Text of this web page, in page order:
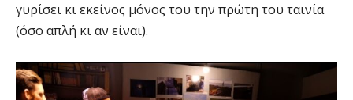
γυρίσει κι εκείνος μόνος του την πρώτη του ταινία
(όσο απλή κι αν είναι).